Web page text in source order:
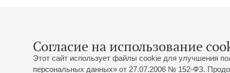
Согласие на использование
Этот сайт использует файлы cookie для улучшения
персональных данных» от 27.07.2006 № 152-ФЗ.